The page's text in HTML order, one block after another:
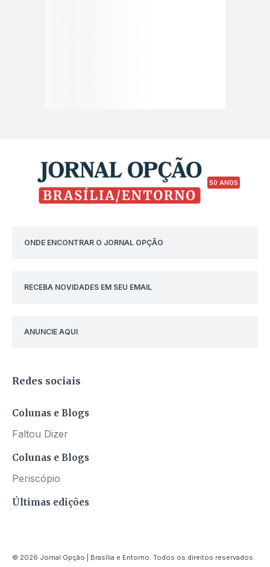
50 ANOS
ONDE ENCONTRAR O JORNAL OPÇÃO
RECEBA NOVIDADES EM SEU EMAIL
ANUNCIE AQUI
Redes sociais
Colunas e Blogs
Faltou Dizer
Colunas e Blogs
Periscópio
Últimas edições
© 2026 Jornal Opção | Brasília e Entorno. Todos os direitos reservados.